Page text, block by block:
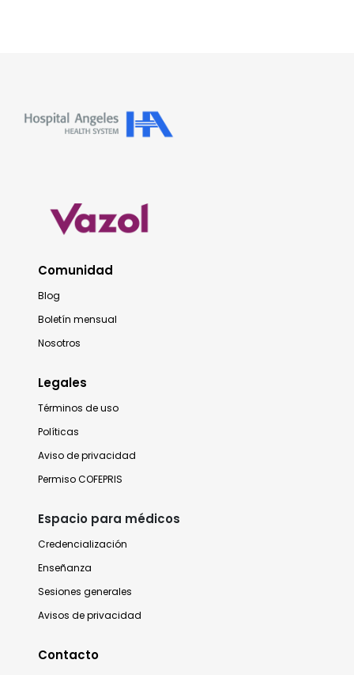
Comunidad
Blog
Boletín mensual
Nosotros
Legales
Términos de uso
Políticas
Aviso de privacidad
Permiso COFEPRIS
Espacio para médicos
Credencialización
Enseñanza
Sesiones generales
Avisos de privacidad
Contacto